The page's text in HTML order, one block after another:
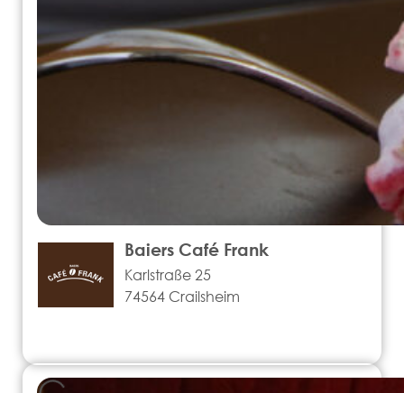
Baiers Café Frank
Karlstraße 25
74564 Crailsheim